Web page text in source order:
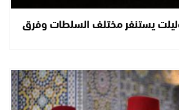
يستنفر مختلف السلطات وفرق